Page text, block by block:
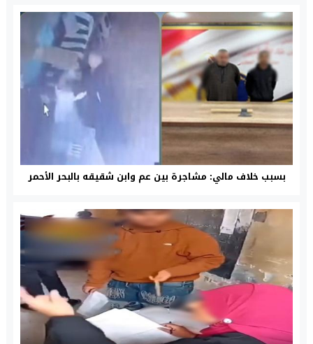
بسبب خلاف مالي: مشاجرة بين عم وابن شقيقه بالبحر الأحمر